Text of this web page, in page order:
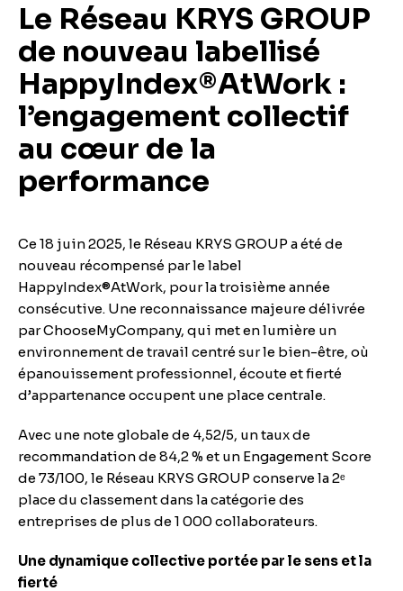
Le Réseau KRYS GROUP
de nouveau labellisé
HappyIndex®AtWork :
l’engagement collectif
au cœur de la
performance
Ce 18 juin 2025, le Réseau KRYS GROUP a été de
nouveau récompensé par le label
HappyIndex®AtWork, pour la troisième année
consécutive. Une reconnaissance majeure délivrée
par ChooseMyCompany, qui met en lumière un
environnement de travail centré sur le bien-être, où
épanouissement professionnel, écoute et fierté
d’appartenance occupent une place centrale.
Avec une note globale de 4,52/5, un taux de
recommandation de 84,2 % et un Engagement Score
de 73/100, le Réseau KRYS GROUP conserve la 2ᵉ
place du classement dans la catégorie des
entreprises de plus de 1 000 collaborateurs.
Une dynamique collective portée par le sens et la
fierté